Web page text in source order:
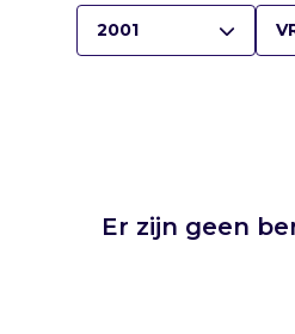
2001
Er zijn geen